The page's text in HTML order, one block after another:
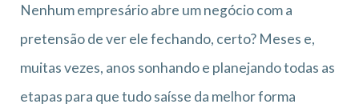
Nenhum empresário abre um negócio com a
pretensão de ver ele fechando, certo? Meses e,
muitas vezes, anos sonhando e planejando todas as
etapas para que tudo saísse da melhor forma